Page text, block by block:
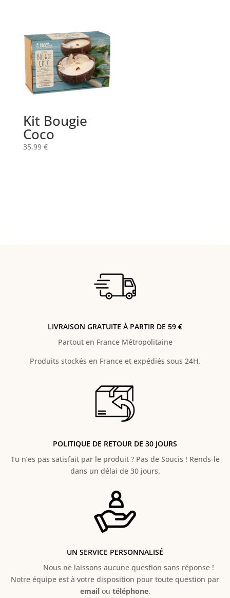
Kit Bougie
Coco
35,99 €
LIVRAISON GRATUITE À PARTIR DE 59 €
Partout en France Métropolitaine
Produits stockés en France et expédiés sous 24H.
POLITIQUE DE RETOUR DE 30 JOURS
Tu n’es pas satisfait par le produit ? Pas de Soucis ! Rends-le
dans un délai de 30 jours.
UN SERVICE PERSONNALISÉ
Nous ne laissons aucune question sans réponse !
Notre équipe est à votre disposition pour toute question par
emailou téléphone.